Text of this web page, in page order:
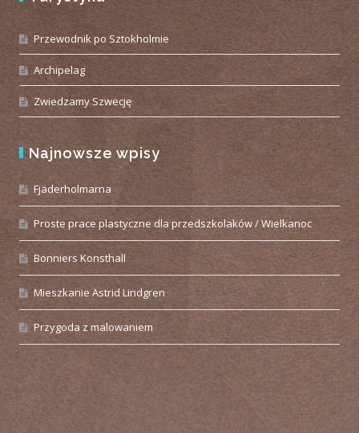
Przewodnik po Sztokholmie
Archipelag
Zwiedzamy Szwecję
Najnowsze wpisy
Fjäderholmarna
Proste prace plastyczne dla przedszkolaków / Wielkanoc
Bonniers Konsthall
Mieszkanie Astrid Lindgren
Przygoda z malowaniem